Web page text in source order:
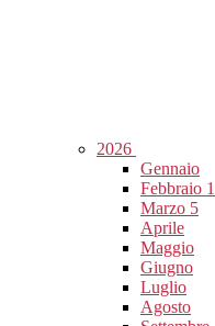
2026
Gennaio
Febbraio 1
Marzo 5
Aprile
Maggio
Giugno
Luglio
Agosto